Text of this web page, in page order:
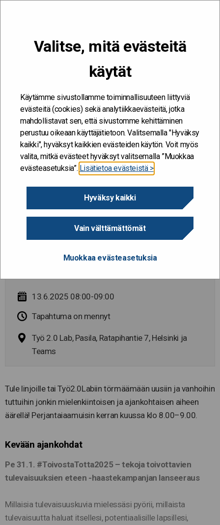
Valitse, mitä evästeitä
käytät
Käytämme sivustollamme toiminnallisuuteen liittyviä
evästeitä (cookies) sekä analytiikkaevästeitä, jotka
mahdollistavat sen, että sivustomme kehittäminen
perustuu oikeaan käyttäjätietoon. Valitsemalla "Hyväksy
kaikki", hyväksyt kaikkien evästeiden käytön. Voit myös
valita, mitkä evästeet hyväksyt valitsemalla ”Muokkaa
evästeasetuksia”. Lisätietoa evästeistä >
Hyväksy kaikki
Vain välttämättömät
Muokkaa evästeasetuksia
Kehitän ja kehityn #töissäSuomelle
Törmäämöjen kevät (31.1.-13.6.)
Törmäämöjen kevät
(31.1.-13.6.)
13.6.2025 08:00-09:00
Tapahtuma on mennyt
Työ 2.0 Lab, Pasila, Ratapihantie 7, Helsinki ja
Teams
Tule linjoille tai Työ2.0Labiin törmäämään uusiin ja vanhoihin
tuttuihin jonkin mielenkiintoisen ja ajankohtaisen aiheen
äärellä! Perjantaiaamuisin kerran kuussa klo 8.00–9.00.
Kevään ajankohdat
Pe 31.1. #ToivostaTotta2025 – tekoja toivottavien
tulevaisuuksien eteen -haastekampanjan lanseeraus
Millaisia tulevaisuuskuvia mielessäsi pyörii, millaista
tulevaisuutta haluat itsellesi, potentiaalisille lapsillesi,